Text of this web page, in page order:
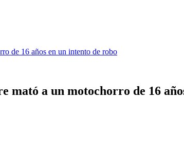
de 16 años en un intento de robo
a un motochorro de 16